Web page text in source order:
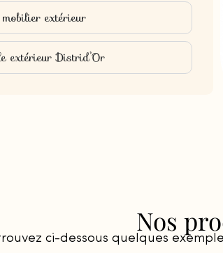
extérieur
extérieur Distrid’Or
Nos
ci-dessous quelques